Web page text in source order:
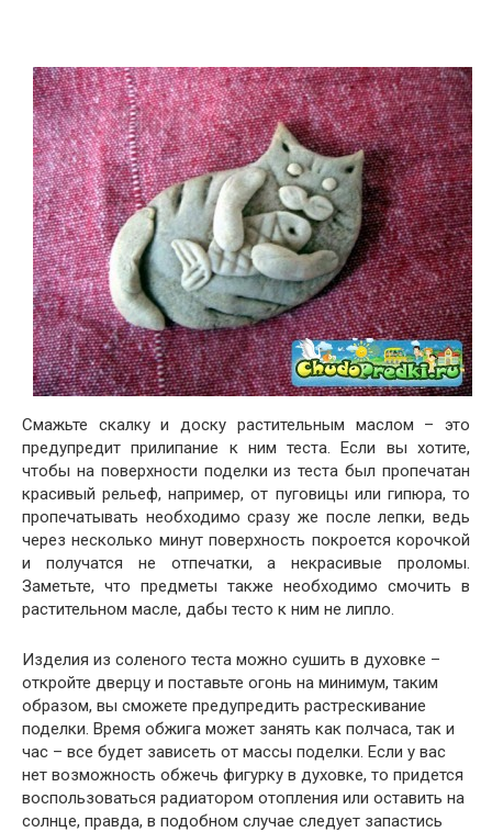
Смажьте скалку и доску растительным маслом – это
предупредит прилипание к ним теста. Если вы хотите,
чтобы на поверхности поделки из теста был пропечатан
красивый рельеф, например, от пуговицы или гипюра, то
пропечатывать необходимо сразу же после лепки, ведь
через несколько минут поверхность покроется корочкой
и получатся не отпечатки, а некрасивые проломы.
Заметьте, что предметы также необходимо смочить в
растительном масле, дабы тесто к ним не липло.
Изделия из соленого теста можно сушить в духовке –
откройте дверцу и поставьте огонь на минимум, таким
образом, вы сможете предупредить растрескивание
поделки. Время обжига может занять как полчаса, так и
час – все будет зависеть от массы поделки. Если у вас
нет возможность обжечь фигурку в духовке, то придется
воспользоваться радиатором отопления или оставить на
солнце, правда, в подобном случае следует запастись